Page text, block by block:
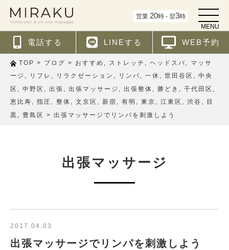
営業 20時 - 翌3時
t
o
g
l
n
a
v
g
a
t
MENU
電話する LINEする WEB予約
TOP > ブログ > おすすめ , ストレッチ , ヘッドスパ , マッサ
ージ , リフレ , リラクゼーション , リンパ , 一休 , 世田谷区 , 中央
区 , 中野区 , 出張 , 出張マッサージ , 出張整体 , 勝どき , 千代田区 ,
恵比寿 , 指圧 , 整体 , 文京区 , 新宿 , 有明 , 東京 , 江東区 , 渋谷 ,
目
黒 , 豊島区 > 出張マッサージでリンパを刺激しよう
出張マッサージ
2017.04.03
出張マッサージでリンパを刺激しよう